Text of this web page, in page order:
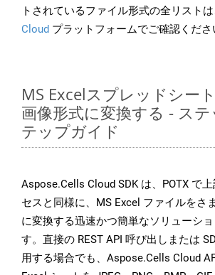
トされているファイル形式の全リストは
Cloud プラットフォームでご確認くださ
MS Excelスプレッドシー
画像形式に変換する - ス
テップガイド
Aspose.Cells Cloud SDK は、POTX で
セスと同様に、MS Excel ファイルをさ
に変換する迅速かつ簡単なソリューシ
す。直接の REST API 呼び出しまたは
用する場合でも、Aspose.Cells Cloud